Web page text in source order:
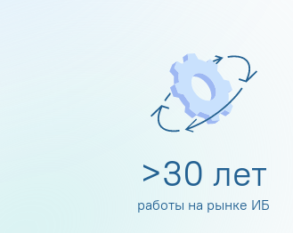
>30 лет
работы на рынке ИБ